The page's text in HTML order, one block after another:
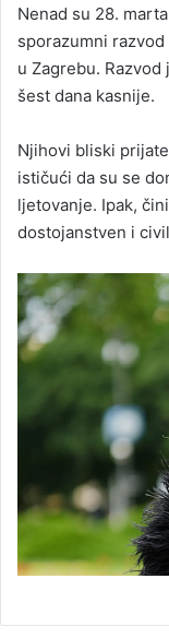
Nenad su 28.
sporazumni
u Zagrebu.
šest dana kasnije.
Njihovi bliski
ističući da su se
ljetovanje. Ipak,
dostojanstven i